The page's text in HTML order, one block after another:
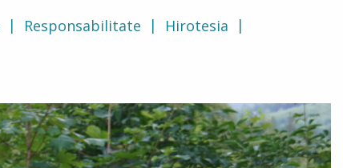
Responsabilitate
Hirotesia